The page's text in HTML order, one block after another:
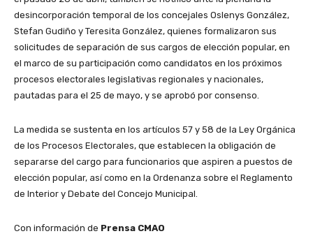
desincorporación temporal de los concejales Oslenys González,
Stefan Gudiño y Teresita González, quienes formalizaron sus
solicitudes de separación de sus cargos de elección popular, en
el marco de su participación como candidatos en los próximos
procesos electorales legislativas regionales y nacionales,
pautadas para el 25 de mayo, y se aprobó por consenso.
La medida se sustenta en los artículos 57 y 58 de la Ley Orgánica
de los Procesos Electorales, que establecen la obligación de
separarse del cargo para funcionarios que aspiren a puestos de
elección popular, así como en la Ordenanza sobre el Reglamento
de Interior y Debate del Concejo Municipal.
Con información de Prensa CMAO